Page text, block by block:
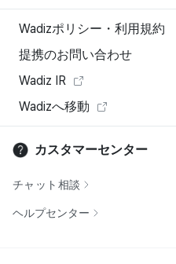
Wadizポリシー・利用規約
提携のお問い合わせ
Wadiz IR
Wadizへ移動
カスタマーセンター
チャット相談
ヘルプセンター